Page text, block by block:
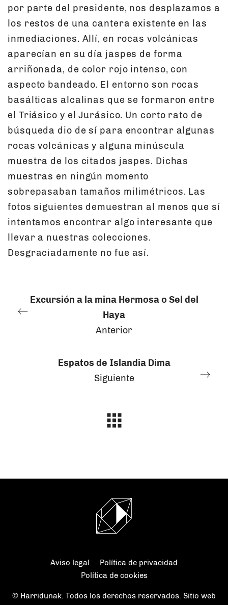
por parte del presidente, nos desplazamos a
los restos de una cantera existente en las
inmediaciones. Allí, en rocas volcánicas
aparecían en su día jaspes de forma
arriñonada, de color rojo intenso, con
aspecto bandeado. El entorno son rocas
basálticas alcalinas que se formaron entre
el Triásico y el Jurásico. Un corto rato de
búsqueda dio de sí para encontrar algunas
rocas volcánicas y alguna minúscula
muestra de los citados jaspes. Dichas
muestras en ningún momento
sobrepasaban tamaños milimétricos. Las
fotos siguientes demuestran al menos que sí
intentamos encontrar algo interesante que
llevar a nuestras colecciones.
Desgraciadamente no fue así.
Excursión a la mina Hermosa o Sel del
Haya
Anterior
Espatos de Islandia Dima
Siguiente
Aviso legal
Política de privacidad
Política de cookies
© Harridunak. Todos los derechos reservados. Sitio web